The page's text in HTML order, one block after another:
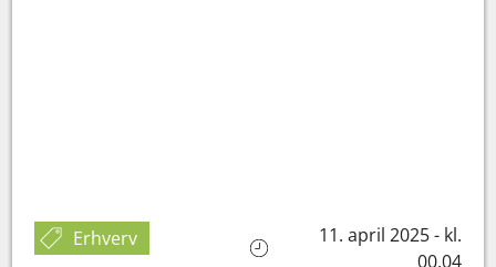
Erhverv
11. april 2025 - kl.
00.04